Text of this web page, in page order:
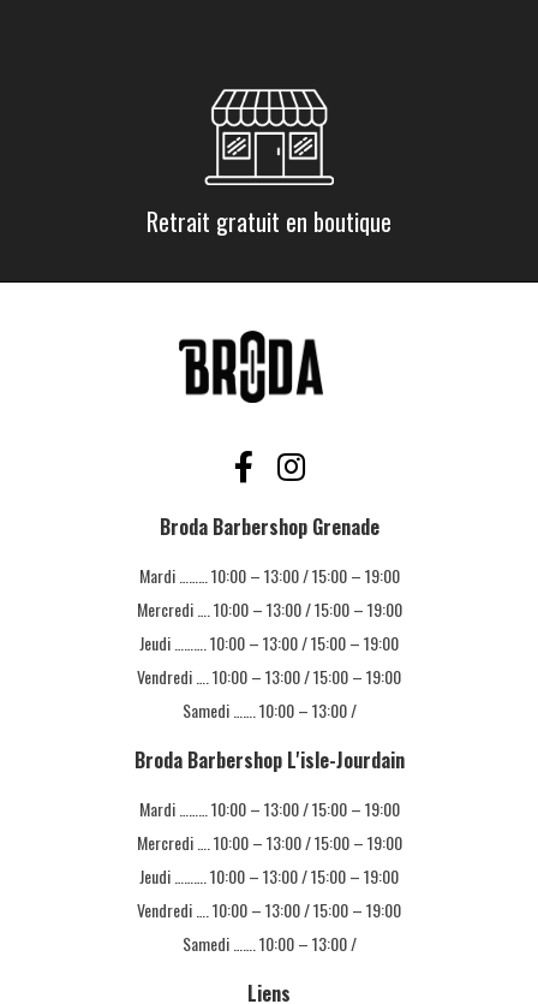
Retrait gratuit en boutique
Broda Barbershop Grenade
Mardi ……… 10:00 – 13:00 / 15:00 – 19:00
Mercredi …. 10:00 – 13:00 / 15:00 – 19:00
Jeudi ………. 10:00 – 13:00 / 15:00 – 19:00
Vendredi …. 10:00 – 13:00 / 15:00 – 19:00
Samedi ……. 10:00 – 13:00 /
Broda Barbershop L'isle-Jourdain
Mardi ……… 10:00 – 13:00 / 15:00 – 19:00
Mercredi …. 10:00 – 13:00 / 15:00 – 19:00
Jeudi ………. 10:00 – 13:00 / 15:00 – 19:00
Vendredi …. 10:00 – 13:00 / 15:00 – 19:00
Samedi ……. 10:00 – 13:00 /
Liens